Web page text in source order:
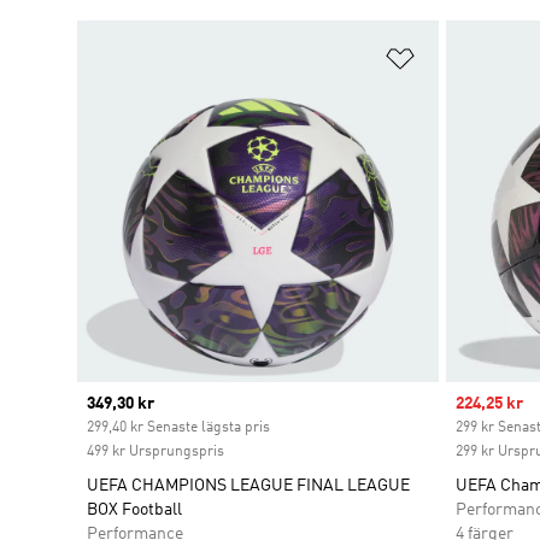
Current price
349,30 kr
299,40 kr Senaste lägsta pris
499 kr Ursprungspris
UEFA CHAMPIONS LEAGUE FINAL LEAGUE
BOX Football
Performance
Sale price
224,25 kr
299 kr
299 kr
UEFA
4 färger